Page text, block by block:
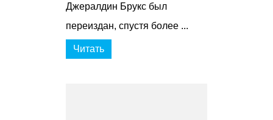
Джералдин Брукс был
переиздан, спустя более ...
Читать